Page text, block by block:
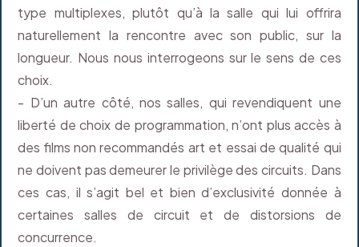
type multiplexes, plutôt qu’à la salle qui lui offrira
naturellement la rencontre avec son public, sur la
longueur. Nous nous interrogeons sur le sens de ces
choix.
- D’un autre côté, nos salles, qui revendiquent une
liberté de choix de programmation, n’ont plus accès à
des films non recommandés art et essai de qualité qui
ne doivent pas demeurer le privilège des circuits. Dans
ces cas, il s’agit bel et bien d’exclusivité donnée à
certaines salles de circuit et de distorsions de
concurrence.